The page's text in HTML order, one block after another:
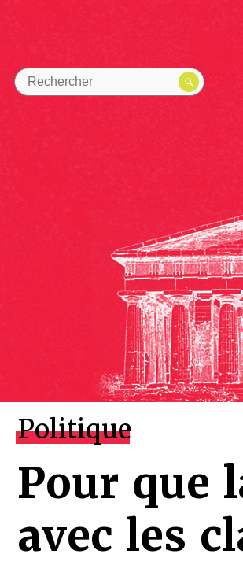
Politique
Pour que
avec les